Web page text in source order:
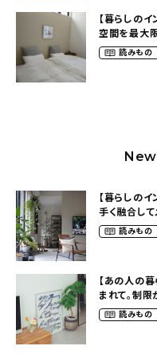
【暮らしの
空間を最大
暮らし（読みもの
New
【暮らしの
手く融合し
らす（読みもの
【あの人の
まれて。制
狭くても好
読みもの